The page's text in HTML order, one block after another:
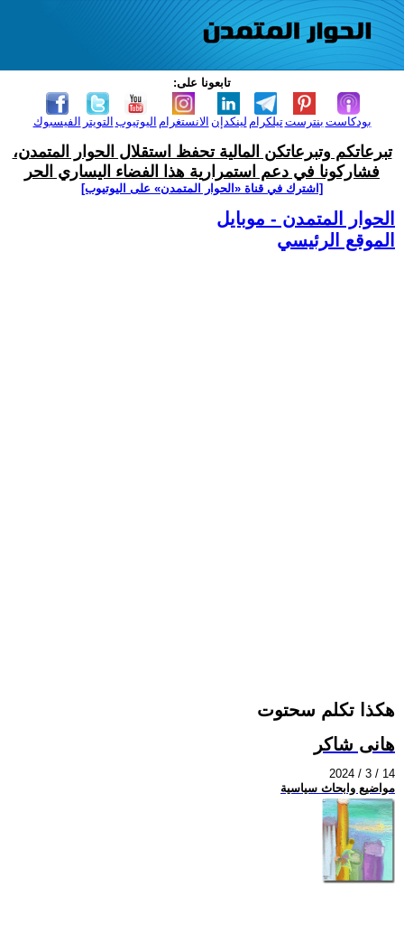
تابعونا على:
الفيسبوك التويتر اليوتيوب الانستغرام لينكدإن تيلكرامبنترست بودكاست
تبرعاتكم وتبرعاتكن المالية تحفظ استقلال الحوار المتمدن،
فشاركونا في دعم استمرارية هذا الفضاء اليساري الحر
[اشترك في قناة ‫«الحوار المتمدن» على اليوتيوب]
الحوار المتمدن - موبايل
الموقع الرئيسي
هكذا تكلم سحتوت
هانى شاكر
2024 / 3 / 14
مواضيع وابحاث سياسية